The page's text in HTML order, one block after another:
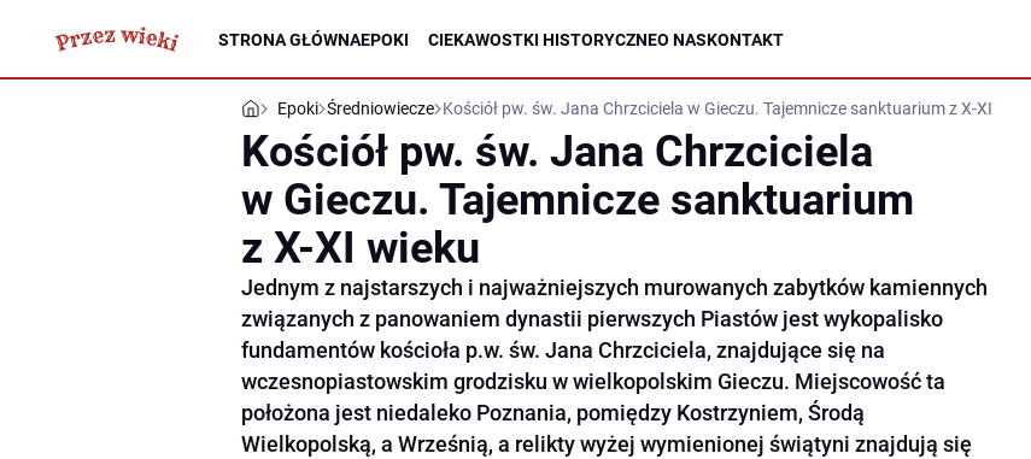
STRONA GŁÓWNAEPOKI CIEKAWOSTKI HISTORYCZNEO NASKONTAKT
Epoki Średniowiecze Kościół pw. św. Jana Chrzciciela w Gieczu. Tajemnicze sanktuarium z X-XI wieku
Kościół pw. św. Jana Chrzciciela
w Gieczu. Tajemnicze sanktuarium
z X-XI wieku
Jednym z najstarszych i najważniejszych murowanych zabytków kamiennych
związanych z panowaniem dynastii pierwszych Piastów jest wykopalisko
fundamentów kościoła p.w. św. Jana Chrzciciela, znajdujące się na
wczesnopiastowskim grodzisku w wielkopolskim Gieczu. Miejscowość ta
położona jest niedaleko Poznania, pomiędzy Kostrzyniem, Środą
Wielkopolską, a Wrześnią, a relikty wyżej wymienionej świątyni znajdują się